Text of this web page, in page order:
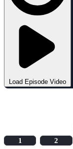
Load Episode Video
1
2